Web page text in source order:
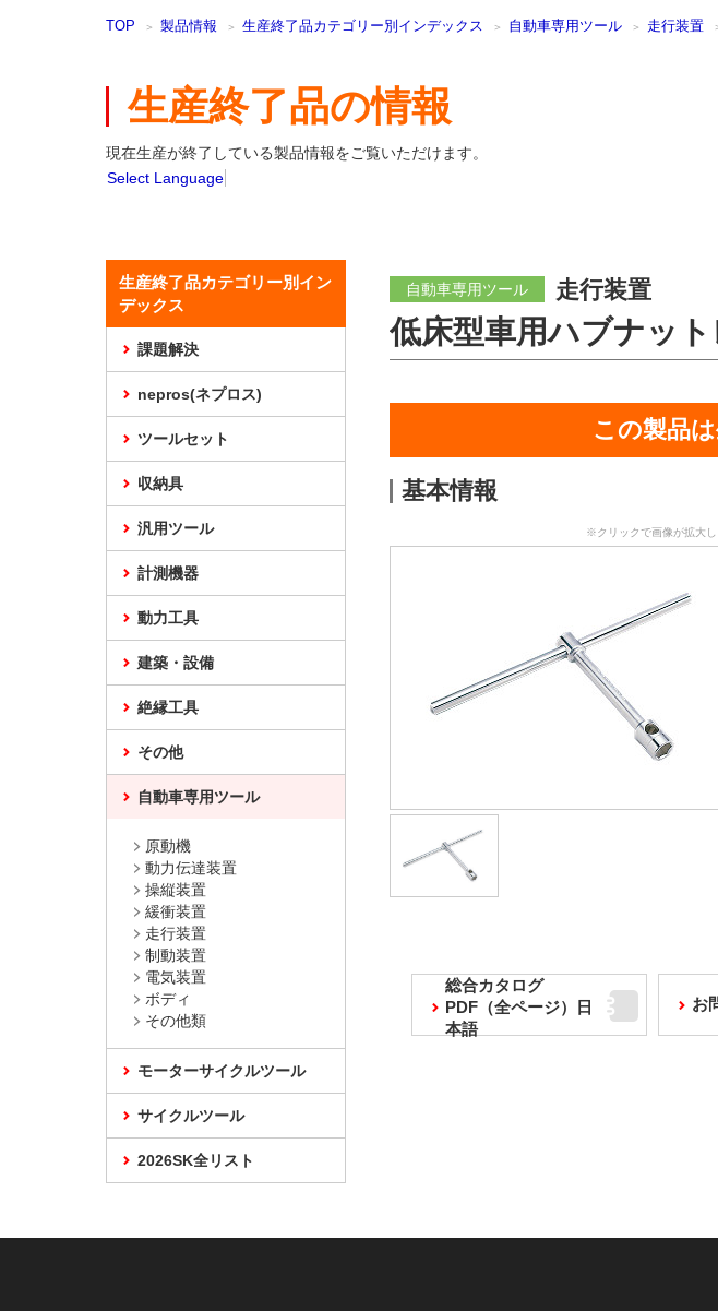
TOP 製品情報 生産終了品カテゴリー別インデックス 自動車専用ツール 走行装置
生産終了品の情報
現在生産が終了している製品情報をご覧いただけます。
Select Language
自動車専用ツール 走行装置
低床型車用ハブナッ
この製品
基本情報
※クリックで画像が拡大し
総合カタログ
PDF（全ページ）日
本語
お
生産終了品カテゴリー別イン
デックス
課題解決
nepros(ネプロス)
ツールセット
収納具
汎用ツール
計測機器
動力工具
建築・設備
絶縁工具
その他
自動車専用ツール
原動機
動力伝達装置
操縦装置
緩衝装置
走行装置
制動装置
電気装置
ボディ
その他類
モーターサイクルツール
サイクルツール
2026SK全リスト